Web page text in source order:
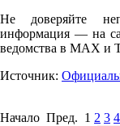
Не доверяйте
информация — на
ведомства в MAX и
Источник:
Начало Пред. 1 2 3 4